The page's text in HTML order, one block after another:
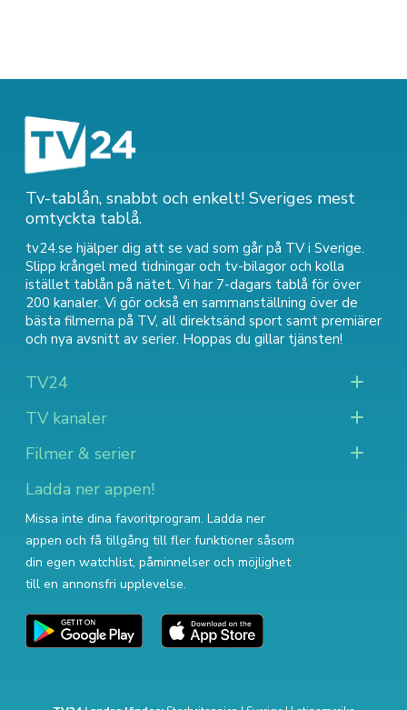
Tv-tablån, snabbt och enkelt! Sveriges mest
omtyckta tablå.
tv24.se hjälper dig att se vad som går på TV i Sverige.
Slipp krångel med tidningar och tv-bilagor och kolla
istället tablån på nätet. Vi har 7-dagars tablå för över
200 kanaler. Vi gör också en sammanställning över de
bästa filmerna på TV, all direktsänd sport samt premiärer
och nya avsnitt av serier. Hoppas du gillar tjänsten!
TV24
TV kanaler
Filmer & serier
Ladda ner appen!
Missa inte dina favoritprogram. Ladda ner
appen och få tillgång till fler funktioner såsom
din egen watchlist, påminnelser och möjlighet
till en annonsfri upplevelse.